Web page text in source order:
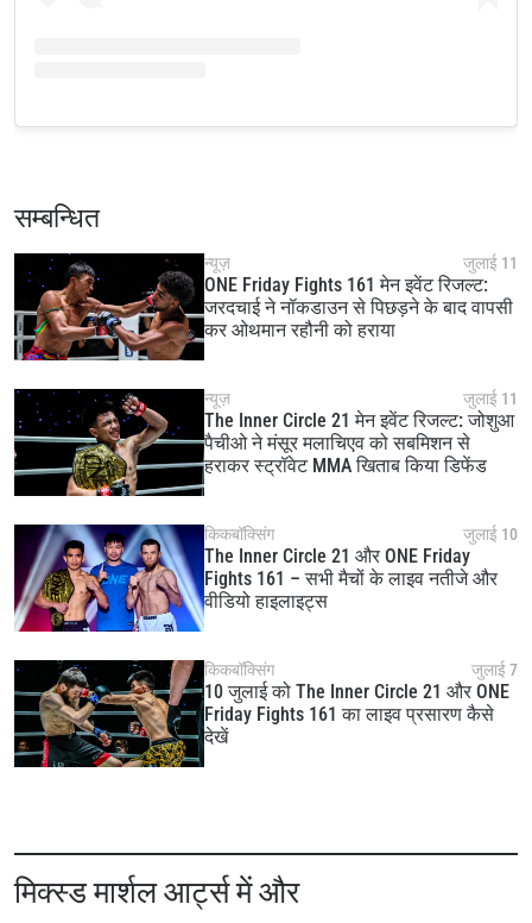
सम्बन्धित
न्यूज़ जुलाई 11
ONE Friday Fights 161 मेन इवेंट रिजल्ट:
जरदचाई ने नॉकडाउन से पिछड़ने के बाद वापसी
कर ओथमान रहौनी को हराया
न्यूज़ जुलाई 11
The Inner Circle 21 मेन इवेंट रिजल्ट: जोशुआ
पैचीओ ने मंसूर मलाचिएव को सबमिशन से
हराकर स्ट्रॉवेट MMA खिताब किया डिफेंड
किकबॉक्सिंग जुलाई 10
The Inner Circle 21 और ONE Friday
Fights 161 – सभी मैचों के लाइव नतीजे और
वीडियो हाइलाइट्स
किकबॉक्सिंग जुलाई 7
10 जुलाई को The Inner Circle 21 और ONE
Friday Fights 161 का लाइव प्रसारण कैसे
देखें
मिक्स्ड मार्शल आर्ट्स में और
हाइलाइट्स देखें
सदस्यता लें
By submitting this form, you are agreeing to our
collection, use and disclosure of your information
under ourPrivacy Policy
these communications at any time.